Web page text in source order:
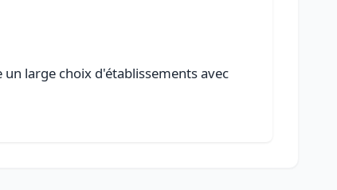
large choix d'établissements avec